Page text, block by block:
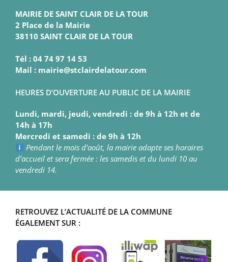
MAIRIE DE SAINT CLAIR DE LA TOUR
2 Place de la Mairie
38110 SAINT CLAIR DE LA TOUR
Tél : 04 74 97 14 53
Mail : mairie@stclairdelatour.com
HEURES D’OUVERTURE AU PUBLIC DE LA MAIRIE
Lundi, mardi, jeudi, vendredi : de 9h à 12h et de
14h à 17h
Mercredi et samedi : de 9h à 12h
Pendant le mois d’août, la mairie adapte ses horaires
d’accueil et sera fermée : les samedis et du lundi 10 au
vendredi 14.
RETROUVEZ L’ACTUALITÉ DE LA COMMUNE
ÉGALEMENT SUR :